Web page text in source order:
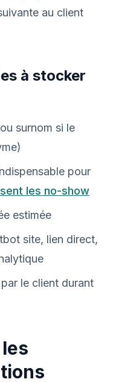
au client
à stocker
surnom si le
pour
les no-show
estimée
site, lien direct,
le client durant